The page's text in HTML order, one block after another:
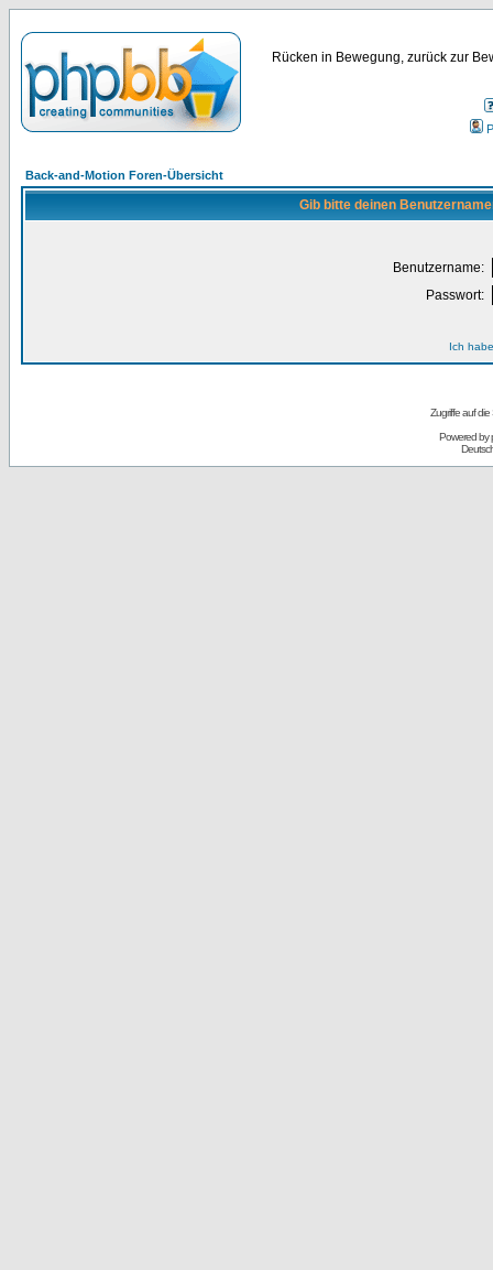
Rücken in Bewegung, zurück zur
Back-and-Motion Foren-Übersicht
Gib bitte deinen
Benutzername:
Passwort:
Ich
Zugriffe auf
Powered by